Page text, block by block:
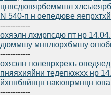
цнясдюпярбеммшл
N 540-п н оепедюве
------------
охяэлн лхмрпсдю пт нр
дюммшу мнплюрхбмшу
------------
охяэлн гюлеярхрекъ
пняяхияйни тедепюжхх нр
йхпнбяйнцн накюярмнцн
------------